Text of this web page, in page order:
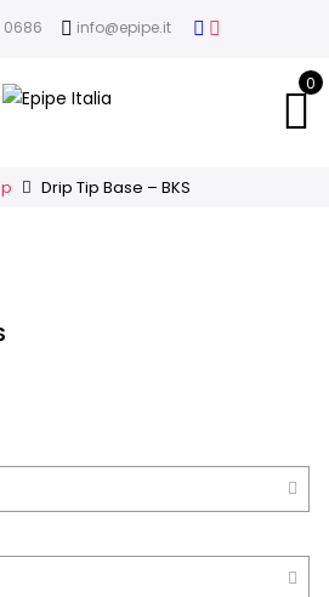
0686 info@epipe.it
0
Drip Tip Base – BKS